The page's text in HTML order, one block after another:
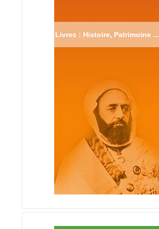
Livres : Histoire, Patrimoine ...